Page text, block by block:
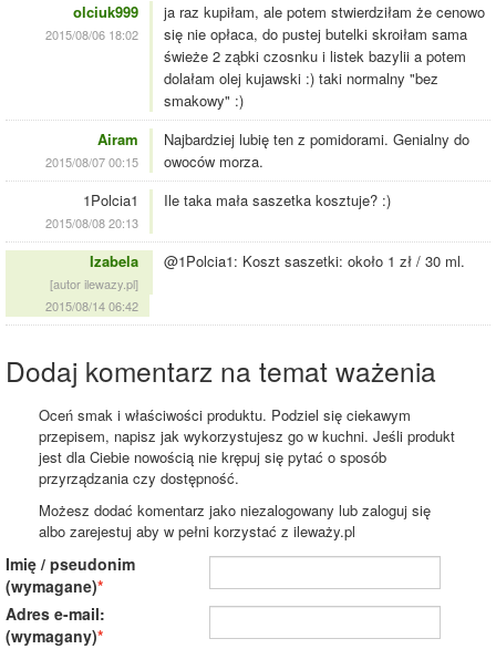
olciuk999
2015/08/06 18:02
ja raz kupiłam, ale potem stwierdziłam że cenowo
się nie opłaca, do pustej butelki skroiłam sama
świeże 2 ząbki czosnku i listek bazylii a potem
dolałam olej kujawski :) taki normalny "bez
smakowy" :)
Airam
2015/08/07 00:15
Najbardziej lubię ten z pomidorami. Genialny do
owoców morza.
1Polcia1
2015/08/08 20:13
Ile taka mała saszetka kosztuje? :)
Izabela
[autor ilewazy.pl]
2015/08/14 06:42
@1Polcia1: Koszt saszetki: około 1 zł / 30 ml.
Dodaj komentarz na temat ważenia
Oceń smak i właściwości produktu. Podziel się ciekawym
przepisem, napisz jak wykorzystujesz go w kuchni. Jeśli produkt
jest dla Ciebie nowością nie krępuj się pytać o sposób
przyrządzania czy dostępność.
Możesz dodać komentarz jako niezalogowany lub zaloguj się
albo zarejestuj aby w pełni korzystać z ileważy.pl
Imię / pseudonim
(wymagane)
Adres e-mail:
(wymagany)